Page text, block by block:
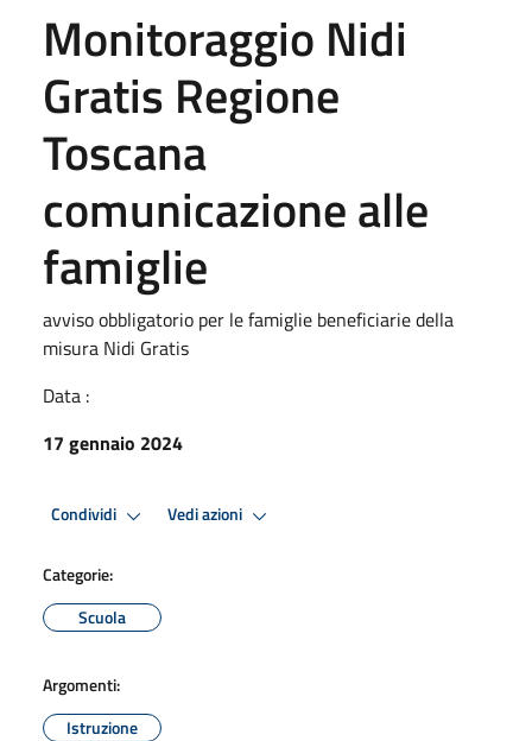
Monitoraggio Nidi
Gratis Regione
Toscana
comunicazione alle
famiglie
avviso obbligatorio per le famiglie beneficiarie della
misura Nidi Gratis
Data :
17 gennaio 2024
Condividi Vedi azioni
Categorie:
Scuola
Argomenti:
Istruzione